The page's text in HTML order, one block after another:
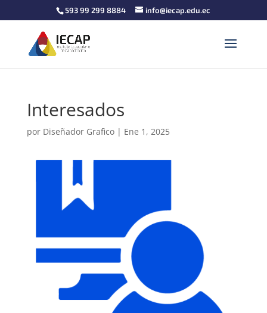
593 99 299 8884 info@iecap.edu.ec
Interesados
por Diseñador Grafico| Ene 1, 2025